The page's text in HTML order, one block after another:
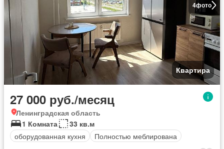
4фото
Квартира
27 000 руб./месяц
Ленинградская область
1 Комната
33 кв.м
оборудованная кухня
Полностью меблирована